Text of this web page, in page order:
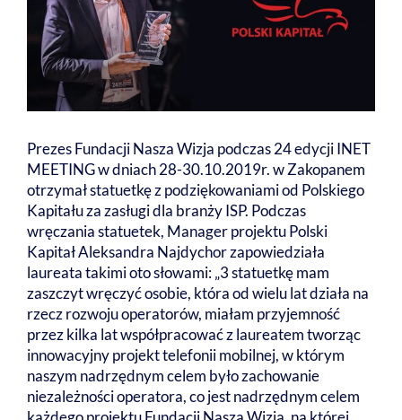
Prezes Fundacji Nasza Wizja podczas 24 edycji INET
MEETING w dniach 28-30.10.2019r. w Zakopanem
otrzymał statuetkę z podziękowaniami od Polskiego
Kapitału za zasługi dla branży ISP. Podczas
wręczania statuetek, Manager projektu Polski
Kapitał Aleksandra Najdychor zapowiedziała
laureata takimi oto słowami: „3 statuetkę mam
zaszczyt wręczyć osobie, która od wielu lat działa na
rzecz rozwoju operatorów, miałam przyjemność
przez kilka lat współpracować z laureatem tworząc
innowacyjny projekt telefonii mobilnej, w którym
naszym nadrzędnym celem było zachowanie
niezależności operatora, co jest nadrzędnym celem